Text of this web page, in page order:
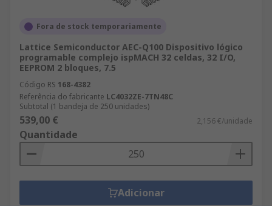
Fora de stock temporariamente
Lattice Semiconductor AEC-Q100 Dispositivo lógico
programable complejo ispMACH 32 celdas, 32 I/O,
EEPROM 2 bloques, 7.5
Código RS 168-4382
Referência do fabricante LC4032ZE-7TN48C
Subtotal (1 bandeja de 250 unidades)
539,00 € 2,156 €/unidade
Quantidade
Adicionar